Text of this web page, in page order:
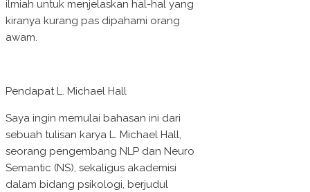
ilmiah untuk menjelaskan hal-hal yang
kiranya kurang pas dipahami orang
awam.
Pendapat L. Michael Hall
Saya ingin memulai bahasan ini dari
sebuah tulisan karya L. Michael Hall,
seorang pengembang NLP dan Neuro
Semantic (NS), sekaligus akademisi
dalam bidang psikologi, berjudul